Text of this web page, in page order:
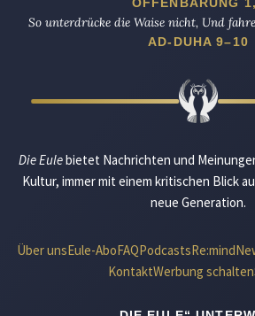
So unterdrücke die Waise nicht, Und
AD-DUHA 9–10
Die Eulebietet Nachrichten und
Kultur, immer mit einem kritischen Blick
neue Generation.
Über unsEule-AboFAQPodcastsRe:mind
KontaktWerbung schalten